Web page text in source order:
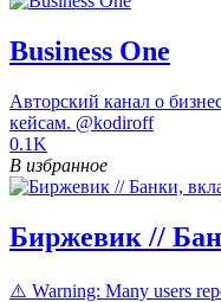
Business One
Авторский канал о
кейсам. @kodiroff
0.1K
В избранное
Биржевик //
⚠️ Warning: Many users